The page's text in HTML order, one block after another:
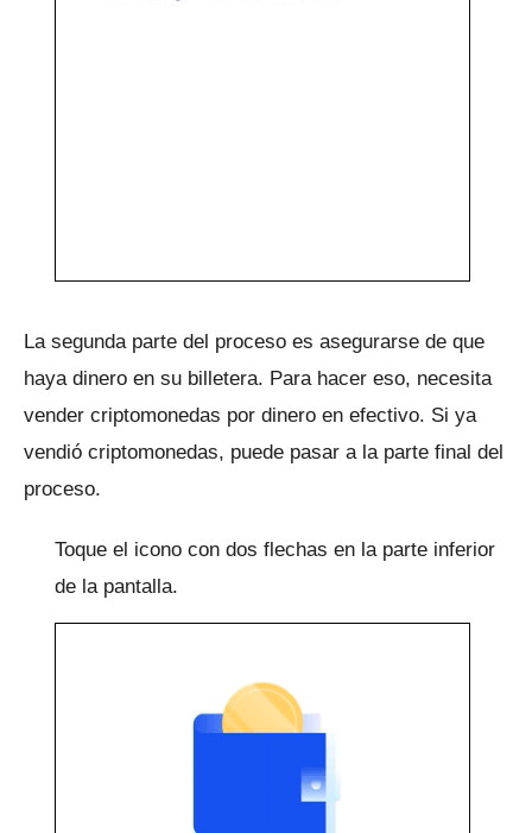
La segunda parte del proceso es asegurarse de que
haya dinero en su billetera. Para hacer eso, necesita
vender criptomonedas por dinero en efectivo. Si ya
vendió criptomonedas, puede pasar a la parte final del
proceso.
Toque el icono con dos flechas en la parte inferior
de la pantalla.